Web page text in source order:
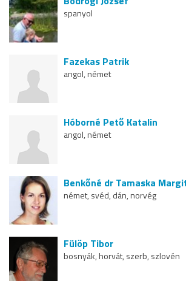
spanyol
Fazekas Patrik
angol, német
Hóborné Pető Katalin
angol, német
Benkőné dr Tamaska
német, svéd, dán, norvég
Fülöp Tibor
bosnyák, horvát, szerb, szlovén